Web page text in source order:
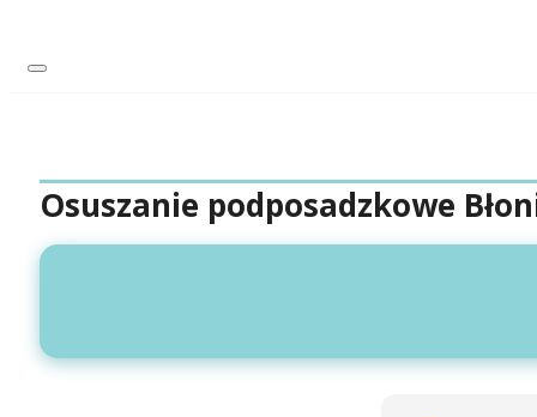
Osuszanie podposadzkowe